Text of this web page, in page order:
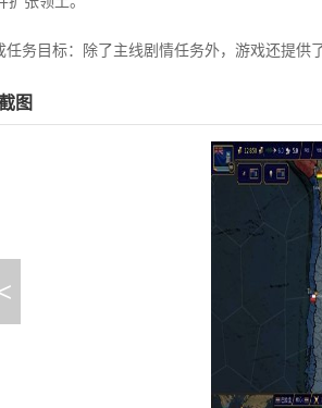
任务目标：除了主线剧情任务外，游戏还提供
图